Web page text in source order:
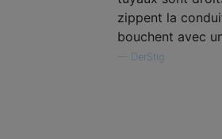
zippent la
bouchent avec
DerStig